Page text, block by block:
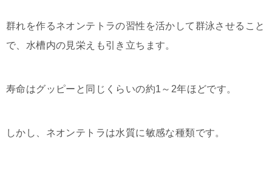
群れを作るネオンテトラの習性を活かして群泳させること
で、水槽内の見栄えも引き立ちます。
寿命はグッピーと同じくらいの約1～2年ほどです。
しかし、ネオンテトラは水質に敏感な種類です。